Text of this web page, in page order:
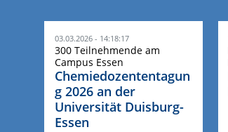
03.03.2026 - 14:18:17
300 Teilnehmende am
Campus Essen
Chemiedozententagun
g 2026 an der
Universität Duisburg-
Essen